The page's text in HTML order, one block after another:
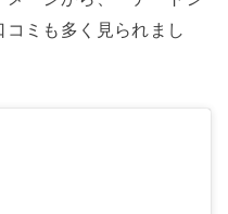
ミも多く見られまし